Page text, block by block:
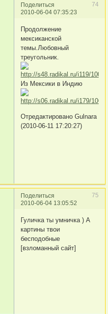
Поделиться
74
2010-06-04 07:35:23
Продолжение
мексиканской
темы.Любовный
треугольник.
Из Мексики в Индию
Отредактировано Gulnara
(2010-06-11 17:20:27)
Поделиться
75
2010-06-04 13:05:52
Гуличка ты умничка ) А
картины твои
бесподобные
[взломанный сайт]